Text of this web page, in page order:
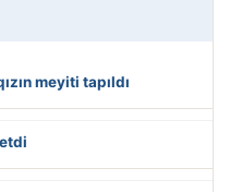
meyiti tapıldı